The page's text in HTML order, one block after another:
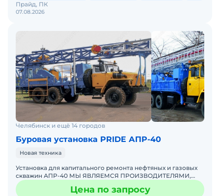
07.08.2026
Прайд, ПК
Челябинск и ещё 14 городов
Буровая установка PRIDE АПР-40
Новая техника
Установка для капитального ремонта нефтяных и газовых
скважин АПР-40 МЫ ЯВЛЯЕМСЯ ПРОИЗВОДИТЕЛЯМИ,
РАССЧИТАЕМ СТОИМОСТЬ ПОД ВАШ ИНДИВИДУАЛЬНЫЙ
ЗАКАЗ! ПОДРОБНОСТЦена по запросу